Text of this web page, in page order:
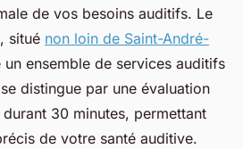
de vos besoins auditifs. Le
situé non loin de Saint-André-
ensemble de services auditifs
distingue par une évaluation
30 minutes, permettant
de votre santé auditive.